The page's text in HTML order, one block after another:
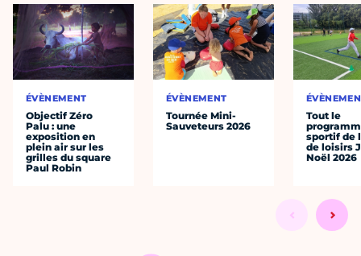
ÉVÈNEMENT
Objectif Zéro
Palu : une
exposition en
plein air sur les
grilles du square
Paul Robin
ÉVÈNEMENT
Tournée Mini-
Sauveteurs 2026
Tout le
sportif de
de loisirs
Noël 2026